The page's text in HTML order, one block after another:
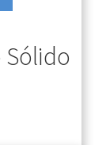
Sólido